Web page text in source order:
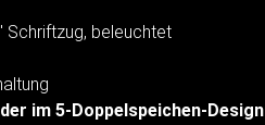
Schriftzug, beleuchtet
im 5-Doppelspeichen-Design